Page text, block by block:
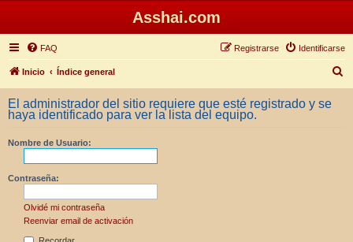
Asshai.com
FAQ Identificarse
Registrarse
Inicio Índice general
u
c
El administrador del sitio requiere que esté registrado y se
haya identificado para ver la lista del equipo.
Nombre de Usuario:
Contraseña:
Olvidé mi contraseña
Reenviar email de activación